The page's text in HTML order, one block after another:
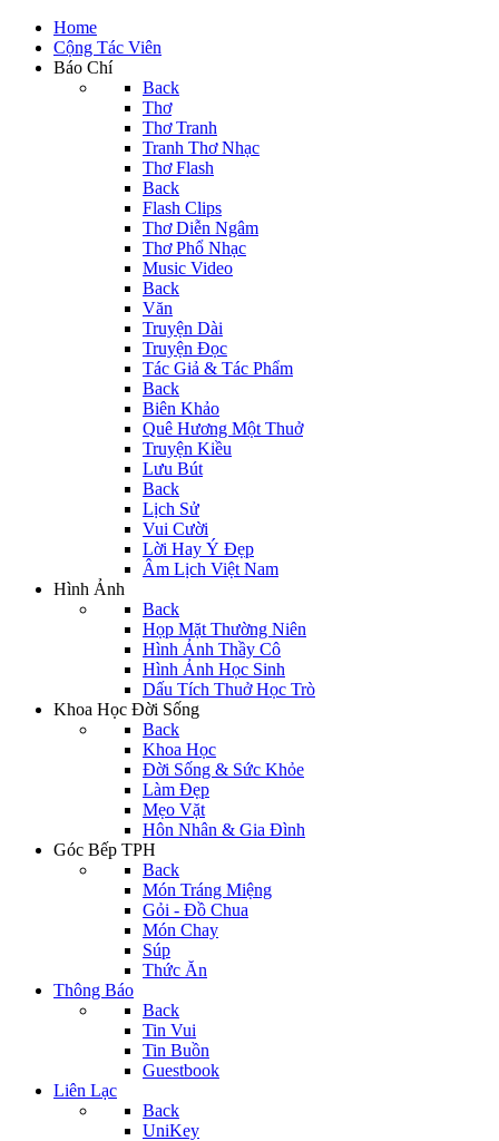
Home
Cộng Tác Viên
Báo Chí
Back
Thơ
Thơ Tranh
Tranh Thơ Nhạc
Thơ Flash
Back
Flash Clips
Thơ Diễn Ngâm
Thơ Phổ Nhạc
Music Video
Back
Văn
Truyện Dài
Truyện Đọc
Tác Giả & Tác Phẩm
Back
Biên Khảo
Quê Hương Một Thuở
Truyện Kiều
Lưu Bút
Back
Lịch Sử
Vui Cười
Lời Hay Ý Đẹp
Âm Lịch Việt Nam
Hình Ảnh
Back
Họp Mặt Thường Niên
Hình Ảnh Thầy Cô
Hình Ảnh Học Sinh
Dấu Tích Thuở Học Trò
Khoa Học Đời Sống
Back
Khoa Học
Đời Sống & Sức Khỏe
Làm Đẹp
Mẹo Vặt
Hôn Nhân & Gia Đình
Góc Bếp TPH
Back
Món Tráng Miệng
Gỏi - Đồ Chua
Món Chay
Súp
Thức Ăn
Thông Báo
Back
Tin Vui
Tin Buồn
Guestbook
Liên Lạc
Back
UniKey